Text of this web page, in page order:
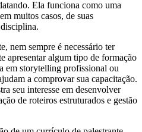
Ela funciona como uma
muitos casos, de suas
nem sempre é necessário ter
apresentar algum tipo de formação
em storytelling profissional ou
a comprovar sua capacitação.
seu interesse em desenvolver
de roteiros estruturados e gestão